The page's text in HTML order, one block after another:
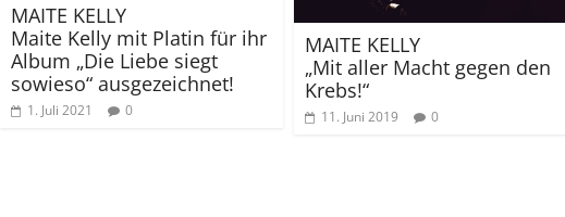
MAITE KELLY
Maite Kelly mit Platin für ihr
Album „Die Liebe siegt
sowieso“ ausgezeichnet!
1. Juli 2021 0
MAITE KELLY
„Mit aller Macht gegen den
Krebs!“
11. Juni 2019 0